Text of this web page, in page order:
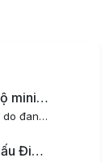
Chi phí freelancer sống ở căn hộ mini tại Hà Nội có gì đặc biệt?
Freelancer – những người làm việc tự do đang ngày càng trở nên phổ biến tại Việt Nam, đặc biệt là tại các thành phố lớn như Hà Nội. Một trong những yếu tố quan trọng ảnh hưởng đến cuộc sống và công việc của freelancer chính là chi phí sinh hoạt, đặc...
Căn hộ mini gần Đại học Sân khấu Điện ảnh – Nơi lý tưởng cho sinh viên và người đi làm